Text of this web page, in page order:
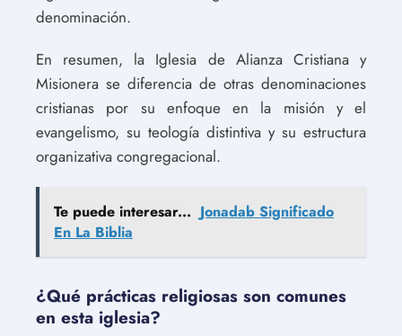
denominación.
En resumen, la Iglesia de Alianza Cristiana y
Misionera se diferencia de otras denominaciones
cristianas por su enfoque en la misión y el
evangelismo, su teología distintiva y su estructura
organizativa congregacional.
Te puede interesar... Jonadab Significado
En La Biblia
¿Qué prácticas religiosas son comunes
en esta iglesia?